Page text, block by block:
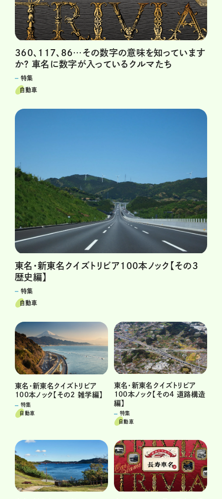
360、117、86…その数字の意味を知っています
か？ 車名に数字が入っているクルマたち
特集
自動車
東名・新東名クイズトリビア100本ノック【その3
歴史編】
特集
自動車
東名・新東名クイズトリビア
100本ノック【その2 雑学編】
特集
自動車
東名・新東名クイズトリビア
100本ノック【その4 道路構造
編】
特集
自動車